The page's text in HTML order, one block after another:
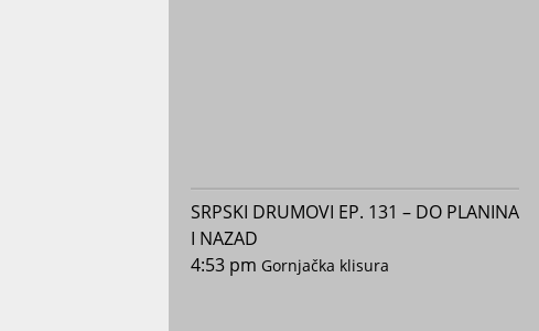
SRPSKI DRUMOVI EP. 131 – DO PLANINA
I NAZAD
4:53 pm Gornjačka klisura